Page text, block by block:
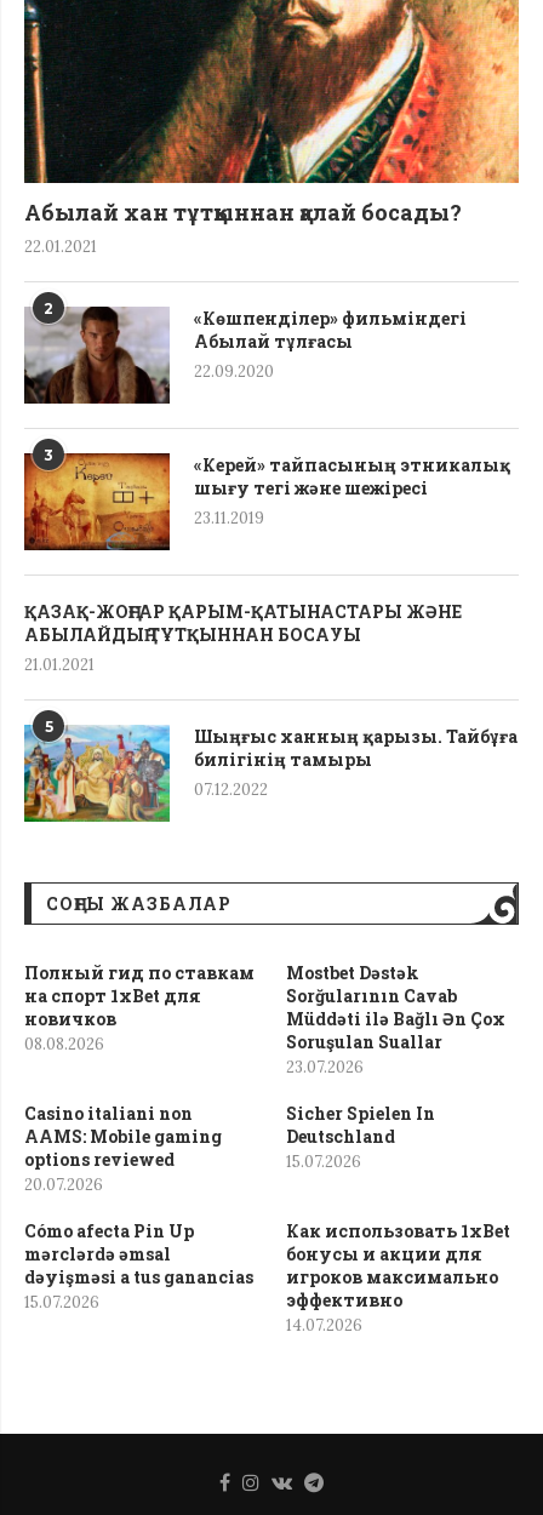
Абылай хан тұтқыннан қалай босады?
22.01.2021
2
«Көшпенділер» фильміндегі
Абылай тұлғасы
22.09.2020
3
«Керей» тайпасының этникалық
шығу тегі жəне шежіресі
23.11.2019
ҚАЗАҚ-ЖОҢҒАР ҚАРЫМ-ҚАТЫНАСТАРЫ ЖӘНЕ
АБЫЛАЙДЫҢ ТҰТҚЫННАН БОСАУЫ
21.01.2021
5
Шыңғыс ханның қарызы. Тайбұға
билігінің тамыры
07.12.2022
СОҢҒЫ ЖАЗБАЛАР
Полный гид по ставкам
на спорт 1xBet для
новичков
08.08.2026
Mostbet Dəstək
Sorğularının Cavab
Müddəti ilə Bağlı Ən Çox
Soruşulan Suallar
23.07.2026
Casino italiani non
AAMS: Mobile gaming
options reviewed
20.07.2026
Sicher Spielen In
Deutschland
15.07.2026
Cómo afecta Pin Up
mərclərdə əmsal
dəyişməsi a tus ganancias
15.07.2026
Как использовать 1xBet
бонусы и акции для
игроков максимально
эффективно
14.07.2026